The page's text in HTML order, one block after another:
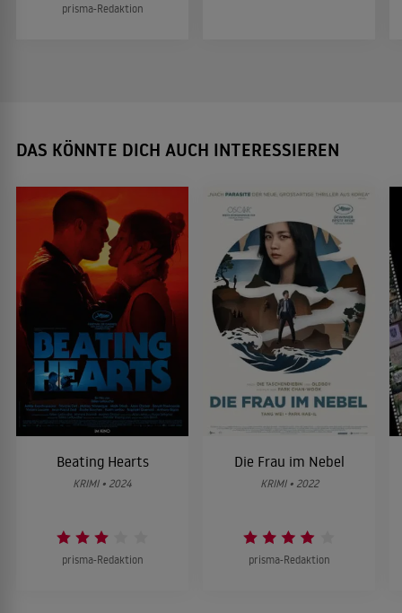
prisma-Redaktion
DAS KÖNNTE DICH AUCH INTERESSIEREN
Beating Hearts
KRIMI • 2024
prisma-Redaktion
Die Frau im Nebel
KRIMI • 2022
prisma-Redaktion